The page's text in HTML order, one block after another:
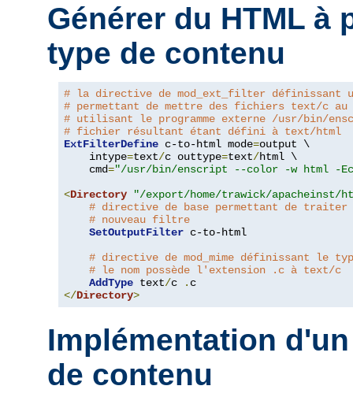
Générer du HTML à
type de contenu
# la directive de mod_ext_filter définissant
# permettant de mettre des fichiers text/c au
# utilisant le programme externe /usr/bin/
# fichier résultant étant défini à text/html
ExtFilterDefine c-to-html mode=output \
    intype
=text/c outtype=text/html \
    cmd
="/usr/bin/enscript --color -w html -
<Directory
"/export/home/trawick/apacheinst/
# directive de base permettant de
# nouveau filtre
SetOutputFilter c-to-html
# directive de mod_mime définissant le
# le nom possède l'extension .c à text/c
AddType text/c .
</Directory>
Implémentation
de contenu